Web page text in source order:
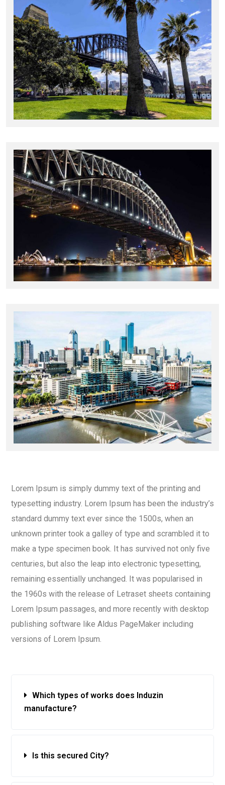
Lorem Ipsum is simply dummy text of the printing and
typesetting industry. Lorem Ipsum has been the industry’s
standard dummy text ever since the 1500s, when an
unknown printer took a galley of type and scrambled it to
make a type specimen book. It has survived not only five
centuries, but also the leap into electronic typesetting,
remaining essentially unchanged. It was popularised in
the 1960s with the release of Letraset sheets containing
Lorem Ipsum passages, and more recently with desktop
publishing software like Aldus PageMaker including
versions of Lorem Ipsum.
Which types of works does Induzin
manufacture?
Is this secured City?